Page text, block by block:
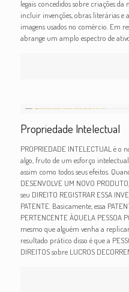
legais concedidos sobre criações
incluir invenções, obras literárias e
imagens usados no comércio. Em
abrange um amplo espectro de
Propriedade Intelectual
PROPRIEDADE INTELECTUAL é
algo, fruto de um esforço
assim como todos seus efeitos.
DESENVOLVE UM NOVO
seu DIREITO REGISTRAR ESSA
PATENTE. Basicamente, essa
PERTENCENTE ÀQUELA PESSOA
mesmo que alguém venha a
resultado prático disso é que a
DIREITOS sobre LUCROS